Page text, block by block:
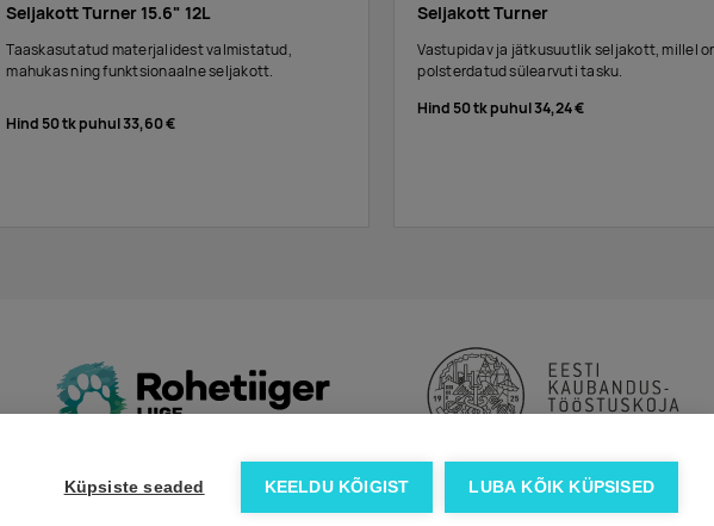
Küpsiste seaded KEELDU KÕIGIST LUBA KÕIK KÜPSISED
Seljakott Turner 15.6" 12L
Taaskasutatud materjalidest valmistatud,
mahukas ning funktsionaalne seljakott.
Hind 50 tk puhul33,60 €
Seljakott Turner
Vastupidav ja jätkusuutlik seljakott, millel
polsterdatud sülearvuti tasku.
Hind 50 tk puhul34,24 €